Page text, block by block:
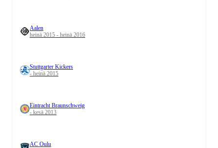
Aalen
heinä 2015 - heinä 2016
Stuttgarter Kickers
- heinä 2015
Eintracht Braunschweig
- kesä 2013
AC Oulu